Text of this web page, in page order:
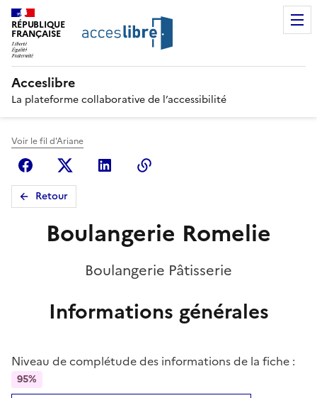
RÉPUBLIQUE
FRANÇAISE
Acceslibre
La plateforme collaborative de l’accessibilité
Voir le fil d'Ariane
FacebookX (anciennement Twitter)
Linkedin
Retour
Boulangerie Romelie
Boulangerie Pâtisserie
Informations générales
Niveau de complétude des informations de la fiche :
95%